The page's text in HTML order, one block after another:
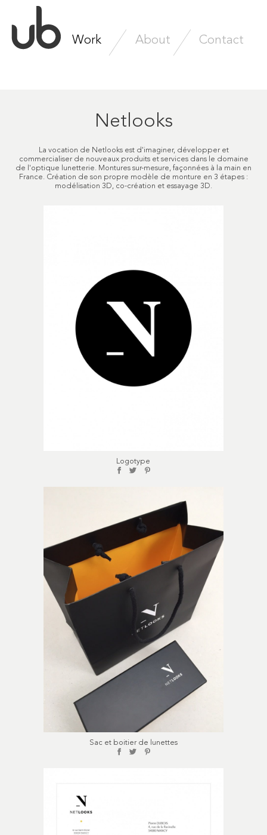
Work About Contact
Netlooks
La vocation de Netlooks est d'imaginer, développer et
commercialiser de nouveaux produits et services dans le domaine
de l'optique lunetterie. Montures sur-mesure, façonnées à la main en
France. Création de son propre modèle de monture en 3 étapes :
modélisation 3D, co-création et essayage 3D.
Logotype
Sac et boitier de lunettes